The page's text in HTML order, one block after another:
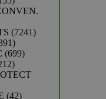
producten
72417241
1391
producten
699699
2212
producten
4242